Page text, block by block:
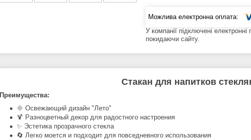
У компанії підключені
покидаючи сайту.
Стакан для напитков
Преимущества:
🌞 Освежающий дизайн "Лето"
🍹 Разноцветный декор для радостного настроения
✨ Эстетика прозрачного стекла
🔄 Легко моется и подходит для повседневного использования